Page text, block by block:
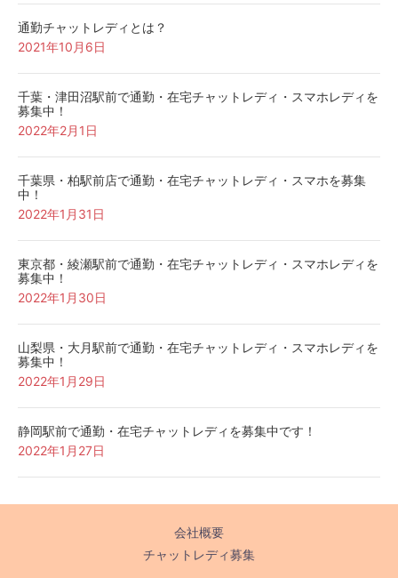
通勤チャットレディとは？
2021年10月6日
千葉・津田沼駅前で通勤・在宅チャットレディ・スマホレディを
募集中！
2022年2月1日
千葉県・柏駅前店で通勤・在宅チャットレディ・スマホを募集
中！
2022年1月31日
東京都・綾瀬駅前で通勤・在宅チャットレディ・スマホレディを
募集中！
2022年1月30日
山梨県・大月駅前で通勤・在宅チャットレディ・スマホレディを
募集中！
2022年1月29日
静岡駅前で通勤・在宅チャットレディを募集中です！
2022年1月27日
会社概要
チャットレディ募集